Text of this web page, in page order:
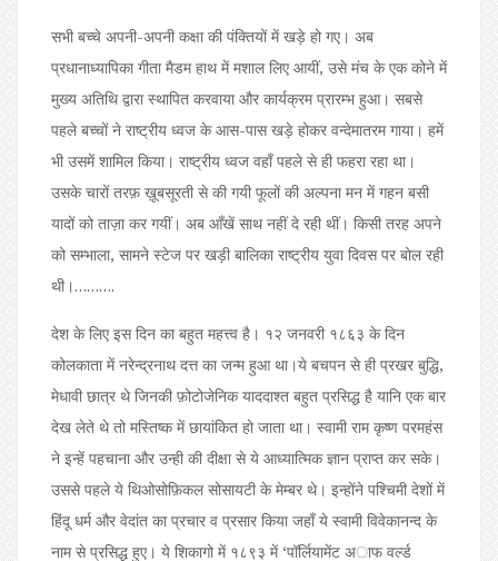
सभी बच्चे अपनी-अपनी कक्षा की पंक्तियों में खड़े हो गए। अब
प्रधानाध्यापिका गीता मैडम हाथ में मशाल लिए आयीं, उसे मंच के एक कोने में
मुख्य अतिथि द्वारा स्थापित करवाया और कार्यक्रम प्रारम्भ हुआ। सबसे
पहले बच्चों ने राष्ट्रीय ध्वज के आस-पास खड़े होकर वन्देमातरम गाया। हमें
भी उसमें शामिल किया। राष्ट्रीय ध्वज वहाँ पहले से ही फहरा रहा था।
उसके चारों तरफ़ ख़ूबसूरती से की गयी फूलों की अल्पना मन में गहन बसी
यादों को ताज़ा कर गयीं। अब आँखें साथ नहीं दे रही थीं। किसी तरह अपने
को सम्भाला, सामने स्टेज पर खड़ी बालिका राष्ट्रीय युवा दिवस पर बोल रही
थी।……….
देश के लिए इस दिन का बहुत महत्त्व है। १२ जनवरी १८६३ के दिन
कोलकाता में नरेन्द्रनाथ दत्त का जन्म हुआ था।ये बचपन से ही प्रखर बुद्धि,
मेधावी छात्र थे जिनकी फ़ोटोजेनिक याददाश्त बहुत प्रसिद्ध है यानि एक बार
देख लेते थे तो मस्तिष्क में छायांकित हो जाता था। स्वामी राम कृष्ण परमहंस
ने इन्हें पहचाना और उन्ही की दीक्षा से ये आध्यात्मिक ज्ञान प्राप्त कर सके।
उससे पहले ये थिओसोफ़िकल सोसायटी के मेम्बर थे। इन्होंने पश्चिमी देशों में
हिंदू धर्म और वेदांत का प्रचार व प्रसार किया जहाँ ये स्वामी विवेकानन्द के
नाम से प्रसिद्ध हुए। ये शिकागो में १८९३ में ‘पॉर्लियामेंट अाफ वर्ल्ड